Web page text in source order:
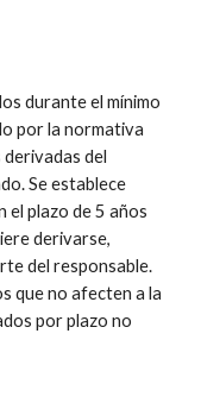
durante el mínimo
por la normativa
del
Se establece
el plazo de 5 años
derivarse,
del responsable.
que no afecten a la
por plazo no